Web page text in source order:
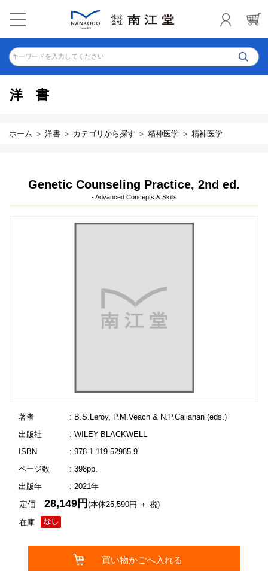
キーワードを入力してください
洋書
ホーム 洋書 カテゴリから探す 精神医学 精神医学
Genetic Counseling Practice, 2nd ed.
- Advanced Concepts & Skills
著者
: B.S.Leroy, P.M.Veach & N.P.Callanan (eds.)
出版社
: WILEY-BLACKWELL
ISBN
: 978-1-119-52985-9
ページ数
: 398pp.
出版年
: 2021年
在庫
定価28,149円(本体25,590円 ＋ 税)